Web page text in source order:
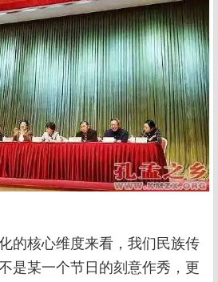
的核心维度来看，我们民族传
是某一个节日的刻意作秀，更